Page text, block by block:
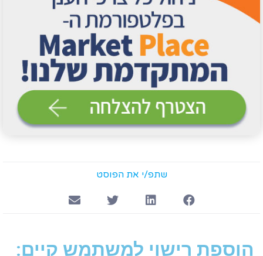
שתפ/י את הפוסט
הוספת רישוי למשתמש קיים: